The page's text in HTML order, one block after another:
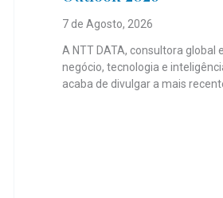
7 de Agosto, 2026
A NTT DATA, consultora global
negócio, tecnologia e
acaba de divulgar a mais